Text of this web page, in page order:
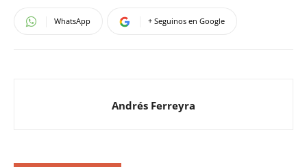
WhatsApp + Seguinos en Google
Andrés Ferreyra